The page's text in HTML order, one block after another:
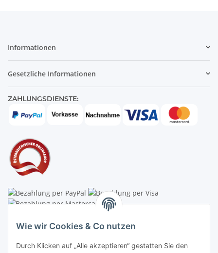
Wie wir Cookies & Co nutzen
Durch Klicken auf „Alle akzeptieren“ gestatten Sie den
Informationen
Gesetzliche Informationen
ZAHLUNGSDIENSTE:
Linzer Krippenshop